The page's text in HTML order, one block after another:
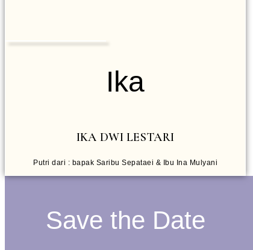
Ika
IKA DWI LESTARI
Putri dari : bapak Saribu Sepataei & Ibu Ina Mulyani
Save the Date